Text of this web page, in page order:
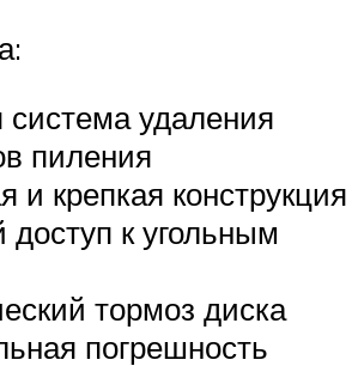
удаления
пиления
и крепкая конструкция
к угольным
тормоз диска
погрешность